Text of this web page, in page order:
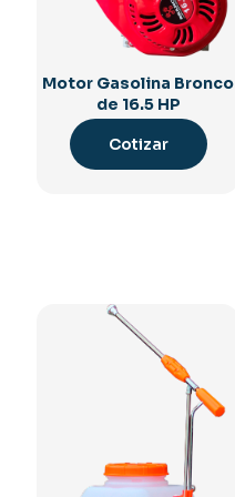
Motor Gasolina Bronco
de 16.5 HP
Cotizar